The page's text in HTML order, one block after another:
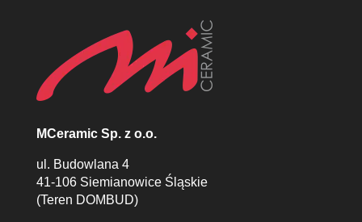
MCeramic Sp. z o.o.
ul. Budowlana 4
41-106 Siemianowice Śląskie
(Teren DOMBUD)